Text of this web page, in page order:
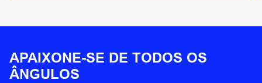
APAIXONE-SE DE TODOS OS
ÂNGULOS